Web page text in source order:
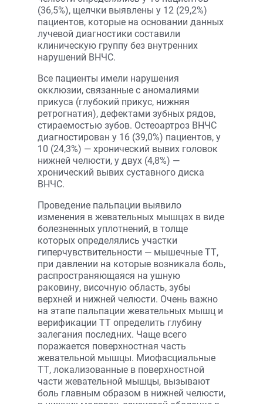
(36,5%), щелчки выявлены у 12 (29,2%)
пациентов, которые на основании данных
лучевой диагностики составили
клиническую группу без внутренних
нарушений ВНЧС.
Все пациенты имели нарушения
окклюзии, связанные с аномалиями
прикуса (глубокий прикус, нижняя
ретрогнатия), дефектами зубных рядов,
стираемостью зубов. Остеоартроз ВНЧС
диагностирован у 16 (39,0%) пациентов, у
10 (24,3%) — хронический вывих головок
нижней челюсти, у двух (4,8%) —
хронический вывих суставного диска
ВНЧС.
Проведение пальпации выявило
изменения в жевательных мышцах в виде
болезненных уплотнений, в толще
которых определялись участки
гиперчувствительности — мышечные ТТ,
при давлении на которые возникала боль,
распространяющаяся на ушную
раковину, височную область, зубы
верхней и нижней челюсти. Очень важно
на этапе пальпации жевательных мышц и
верификации ТТ определить глубину
залегания последних. Чаще всего
поражается поверхностная часть
жевательной мышцы. Миофасциальные
ТТ, локализованные в поверхностной
части жевательной мышцы, вызывают
боль главным образом в нижней челюсти,